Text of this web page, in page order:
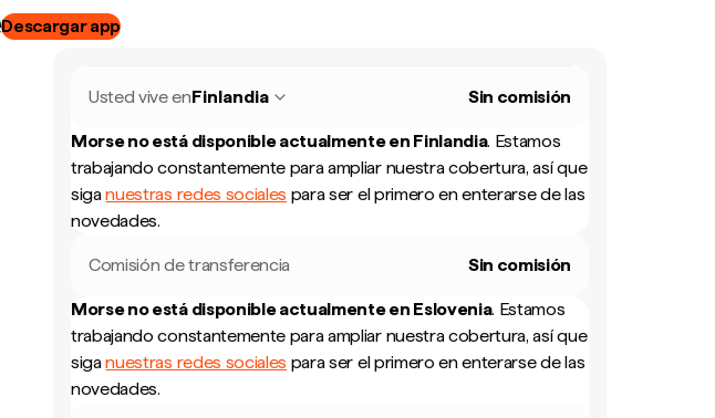
Descargar app
Usted vive enFinlandia Sin comisión
Morse no está disponible actualmente en Finlandia. Estamos
trabajando constantemente para ampliar nuestra cobertura, así que
siganuestras redes sociales para ser el primero en enterarse de las
novedades.
Comisión de transferencia Sin comisión
Morse no está disponible actualmente en Eslovenia. Estamos
trabajando constantemente para ampliar nuestra cobertura, así que
siganuestras redes sociales para ser el primero en enterarse de las
novedades.